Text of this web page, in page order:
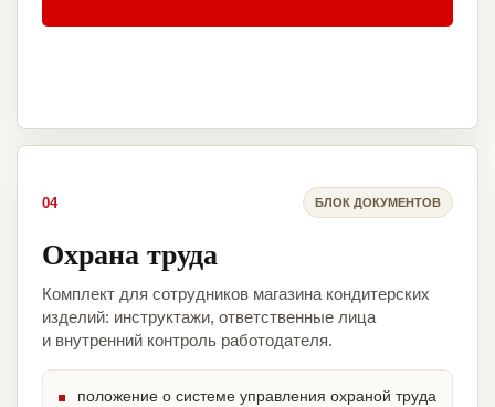
04 БЛОК ДОКУМЕНТОВ
Охрана труда
Комплект для сотрудников магазина кондитерских
изделий: инструктажи, ответственные лица
и внутренний контроль работодателя.
положение о системе управления охраной труда